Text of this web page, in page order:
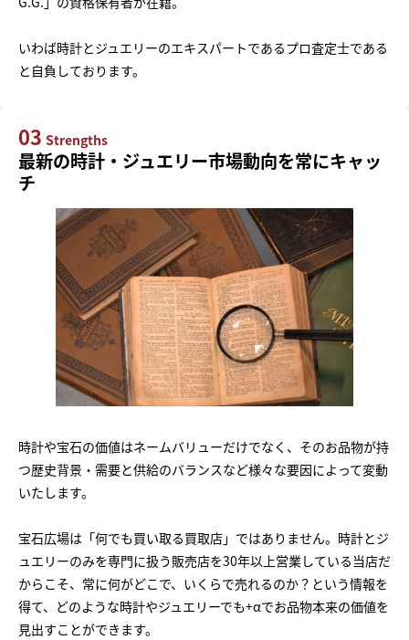
いわば時計とジュエリーのエキスパートであるプロ査定士である
と自負しております。
03 Strengths
最新の時計・ジュエリー市場動向を常にキャッ
チ
時計や宝石の価値はネームバリューだけでなく、そのお品物が持
つ歴史背景・需要と供給のバランスなど様々な要因によって変動
いたします。
宝石広場は「何でも買い取る買取店」ではありません。時計とジ
ュエリーのみを専門に扱う販売店を30年以上営業している当店だ
からこそ、常に何がどこで、いくらで売れるのか？という情報を
得て、どのような時計やジュエリーでも+αでお品物本来の価値を
見出すことができます。